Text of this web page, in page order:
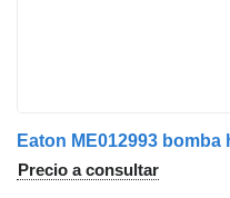
Eaton ME012993
Precio a consultar